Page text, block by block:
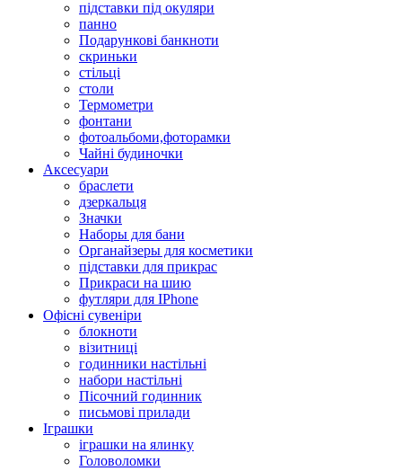
підставки під окуляри
панно
Подарункові банкноти
скриньки
стільці
столи
Термометри
фонтани
фотоальбоми,фоторамки
Чайні будиночки
Аксесуари
браслети
дзеркальця
Значки
Наборы для бани
Органайзеры для косметики
підставки для прикрас
Прикраси на шию
футляри для IPhone
Офісні сувеніри
блокноти
візитниці
годинники настільні
набори настільні
Пісочний годинник
письмові прилади
Іграшки
іграшки на ялинку
Головоломки